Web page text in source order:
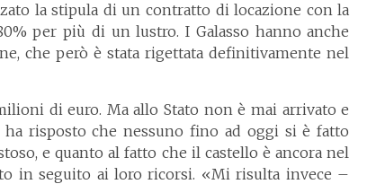
la stipula di un contratto di locazione con la
per più di un lustro. I Galasso hanno anche
che però è stata rigettata definitivamente nel
di euro. Ma allo Stato non è mai arrivato e
risposto che nessuno fino ad oggi si è fatto
e quanto al fatto che il castello è ancora nel
in seguito ai loro ricorsi. «Mi risulta invece –